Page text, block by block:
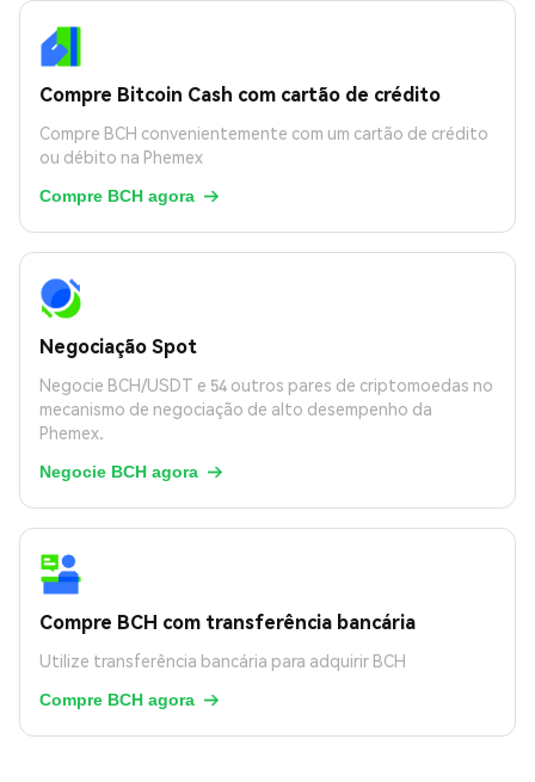
Compre Bitcoin Cash com cartão de crédito
Compre BCH convenientemente com um cartão de crédito
ou débito na Phemex
Compre BCH agora 
Negociação Spot
Negocie BCH/USDT e 54 outros pares de criptomoedas no
mecanismo de negociação de alto desempenho da
Phemex.
Negocie BCH agora 
Compre BCH com transferência bancária
Utilize transferência bancária para adquirir BCH
Compre BCH agora 